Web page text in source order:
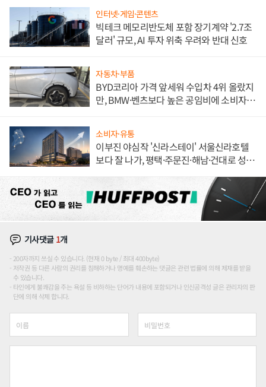
인터넷·게임·콘텐츠
빅테크 메모리반도체 포함 장기계약 '2.7조
달러' 규모, AI 투자 위축 우려와 반대 신호
자동차·부품
BYD코리아 가격 앞세워 수입차 4위 올랐지
만, BMW·벤츠보다 높은 공임비에 소비자
소비자·유통
이부진 야심작 '신라스테이' 서울신라호텔
보다 잘 나가, 평택·주문진·해남·건대로 성
기사댓글 1개
200자까지 쓰실 수 있습니다. (현재 0 byte / 최대 400byte)
저작권 등 다른 사람의 권리를 침해하거나 명예를 훼손하는 댓글은 관련 법률에 의해 제재를 받을
수 있습니다.
타인에게 불쾌감을 주는 욕설 등 비하하는 단어가 내용에 포함되거나 인신공격성 글은 관리자의 판
단에 의해 삭제 합니다.